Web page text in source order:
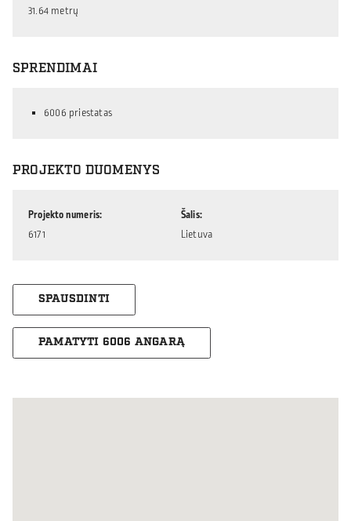
31.64 metrų
SPRENDIMAI
6006 priestatas
PROJEKTO DUOMENYS
Projekto numeris
6171
Šalis
Lietuva
SPAUSDINTI
PAMATYTI 6006 ANGARĄ